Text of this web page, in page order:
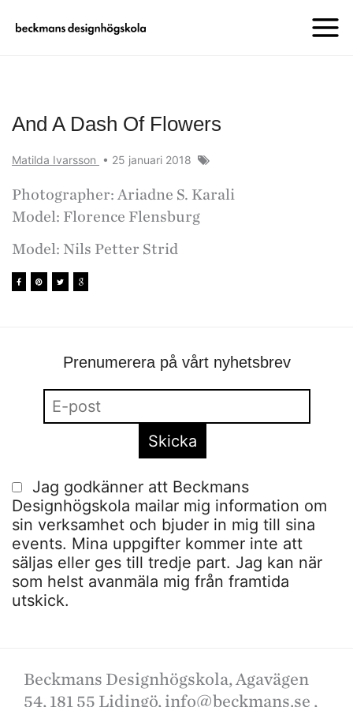
And A Dash Of Flowers
Matilda Ivarsson • 25 januari 2018
Photographer: Ariadne S. Karali
Model: Florence Flensburg
Model: Nils Petter Strid
Prenumerera på vårt nyhetsbrev
Jag godkänner att Beckmans
Designhögskola mailar mig information om
sin verksamhet och bjuder in mig till sina
events. Mina uppgifter kommer inte att
säljas eller ges till tredje part. Jag kan när
som helst avanmäla mig från framtida
utskick.
Beckmans Designhögskola, Agavägen
54, 181 55 Lidingö, info@beckmans.se ,